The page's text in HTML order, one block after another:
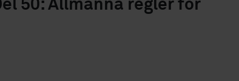
50: Allmänna regler för